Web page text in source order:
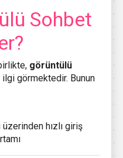
Sohbet
görüntülü
ilgi görmektedir. Bunun
üzerinden hızlı giriş